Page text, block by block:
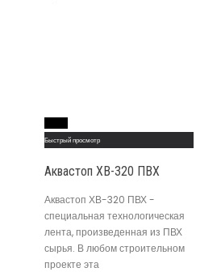
Быстрый просмотр
Аквастоп ХВ-320 ПВХ
Аквастоп ХВ-320 ПВХ -
специальная технологическая
лента, произведенная из ПВХ
сырья. В любом строительном
проекте эта